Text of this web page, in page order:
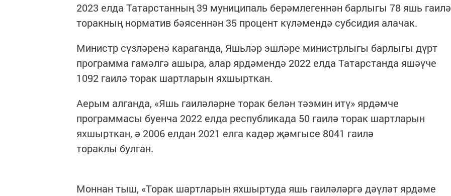
2023 елда Татарстанның 39 муниципаль берәмлегеннән барлыгы 78 яшь гаилә
торакның норматив бәясеннән 35 процент күләмендә субсидия алачак.
Министр сүзләренә караганда, Яшьләр эшләре министрлыгы барлыгы дүрт
программа гамәлгә ашыра, алар ярдәмендә 2022 елда Татарстанда яшәүче
1092 гаилә торак шартларын яхшырткан.
Аерым алганда, «Яшь гаиләләрне торак белән тәэмин итү» ярдәмче
программасы буенча 2022 елда республикада 50 гаилә торак шартларын
яхшырткан, ә 2006 елдан 2021 елга кадәр җәмгысе 8041 гаилә
тораклы булган.
Моннан тыш, «Торак шартларын яхшыртуда яшь гаиләләргә дәүләт ярдәме